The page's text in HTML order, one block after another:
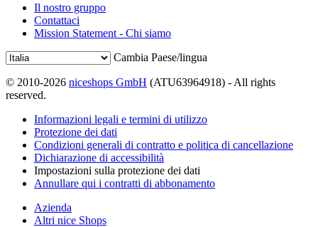
Il nostro gruppo
Contattaci
Mission Statement - Chi siamo
Cambia Paese/lingua
© 2010-2026 niceshops GmbH (ATU63964918) - All rights
reserved.
Informazioni legali e termini di utilizzo
Protezione dei dati
Condizioni generali di contratto e politica di cancellazione
Dichiarazione di accessibilità
Impostazioni sulla protezione dei dati
Annullare qui i contratti di abbonamento
Azienda
Altri nice Shops